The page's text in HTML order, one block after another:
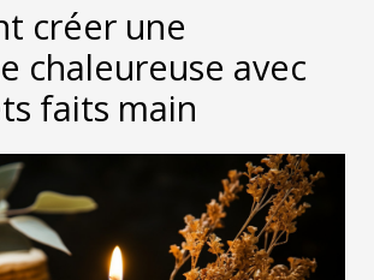
créer une
chaleureuse avec
faits main